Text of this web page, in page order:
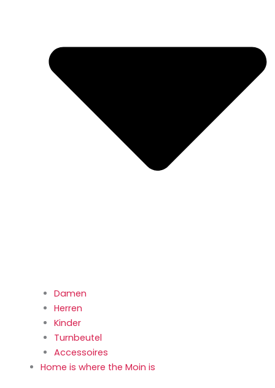
Damen
Herren
Kinder
Turnbeutel
Accessoires
Home is where the Moin is